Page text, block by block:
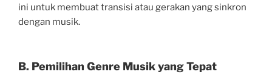
ini untuk membuat transisi atau gerakan yang sinkron
dengan musik.
B. Pemilihan Genre Musik yang Tepat